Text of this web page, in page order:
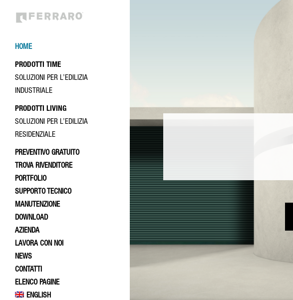
HOME
PRODOTTI TIME
SOLUZIONI PER L’EDILIZIA
INDUSTRIALE
PRODOTTI LIVING
SOLUZIONI PER L’EDILIZIA
RESIDENZIALE
PREVENTIVO GRATUITO
TROVA RIVENDITORE
PORTFOLIO
SUPPORTO TECNICO
MANUTENZIONE
DOWNLOAD
AZIENDA
LAVORA CON NOI
NEWS
CONTATTI
ELENCO PAGINE
ENGLISH
5/ 5